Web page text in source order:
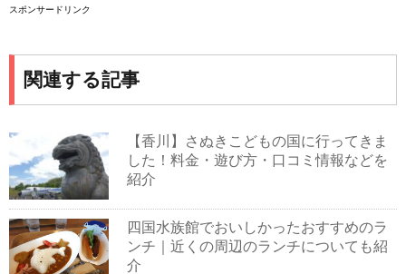
スポンサードリンク
関連する記事
【香川】さぬきこどもの国に行ってきま
した！料金・遊び方・口コミ情報などを
紹介
四国水族館でおいしかったおすすめのラ
ンチ｜近くの周辺のランチについても紹
介